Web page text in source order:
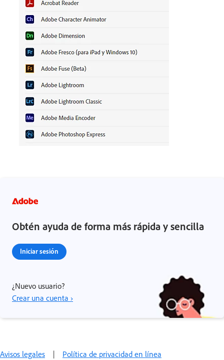
Obtén ayuda de forma más rápida y sencilla
Iniciar sesión
¿Nuevo usuario?
Crear una cuenta ›
Avisos legales | Política de privacidad en línea